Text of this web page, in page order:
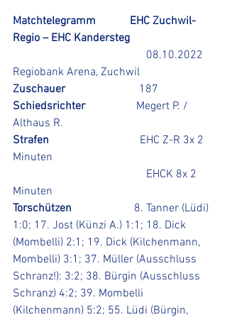
Matchtelegramm            EHC Zuchwil-
Regio – EHC Kandersteg
08.10.2022
Regiobank Arena, Zuchwil
Zuschauer 187
Schiedsrichter Megert P. /
Althaus R.
Strafen EHC Z-R 3x 2
Minuten
Minuten
Torschützen 8. Tanner (Lüdi)
1:0; 17. Jost (Künzi A.) 1:1; 18. Dick
(Mombelli) 2:1; 19. Dick (Kilchenmann,
Mombelli) 3:1; 37. Müller (Ausschluss
Schranz!): 3:2; 38. Bürgin (Ausschluss
Schranz) 4:2; 39. Mombelli
(Kilchenmann) 5:2; 55. Lüdi (Bürgin,